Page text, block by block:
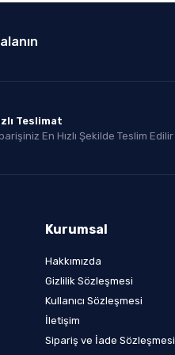
Teslimat
En Hızlı Şekilde Teslim Edilir
Kurumsal
Hakkımızda
Gizlilik Sözleşmesi
Kullanıcı Sözleşmesi
İletişim
Sipariş ve İade Sözleşmesi